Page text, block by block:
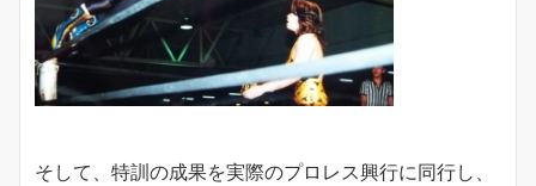
そして、特訓の成果を実際のプロレス興行に同行し、